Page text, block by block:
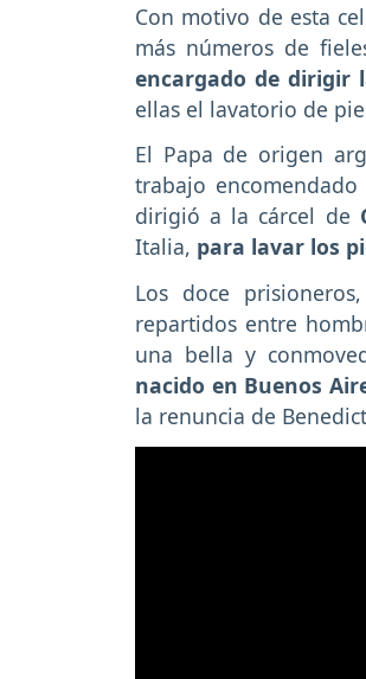
Con motivo de esta
más números de
encargado de dirigir
ellas el lavatorio de
El Papa de origen
trabajo
dirigió a la cárcel de
Italia, para lavar los
Los doce
repartidos entre
una bella y
nacido en Buenos
la renuncia de